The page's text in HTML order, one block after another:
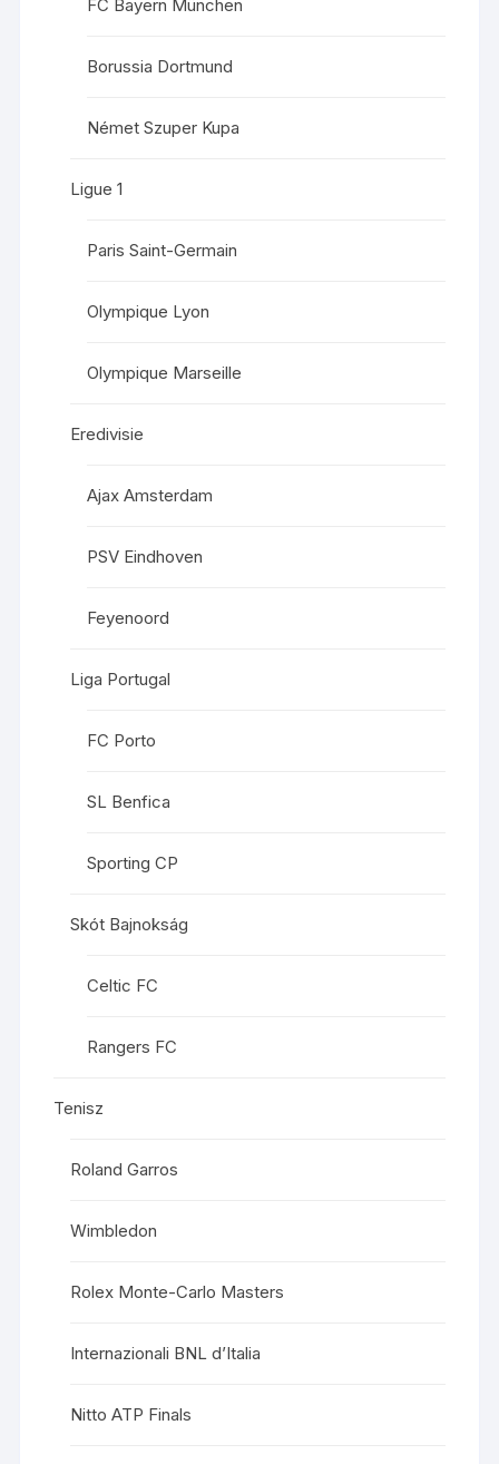
FC Bayern München
Borussia Dortmund
Német Szuper Kupa
Ligue 1
Paris Saint-Germain
Olympique Lyon
Olympique Marseille
Eredivisie
Ajax Amsterdam
PSV Eindhoven
Feyenoord
Liga Portugal
FC Porto
SL Benfica
Sporting CP
Skót Bajnokság
Celtic FC
Rangers FC
Tenisz
Roland Garros
Wimbledon
Rolex Monte-Carlo Masters
Internazionali BNL d’Italia
Nitto ATP Finals